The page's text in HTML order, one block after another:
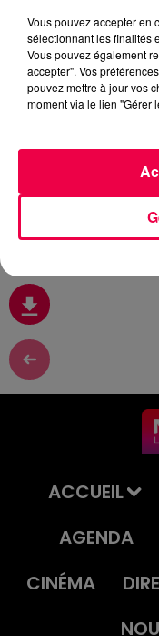
0:00
19 mai 2026 - 1 min
DU MARDI 19 MAI
(MAGNUM DRIVE)
Mai
ACCUEIL
AGENDA
CINÉMA
Vous pouvez accepter en
sélectionnant les finalités
Vous pouvez également
accepter". Vos
pouvez mettre à jour vos
moment via le lien "Gérer